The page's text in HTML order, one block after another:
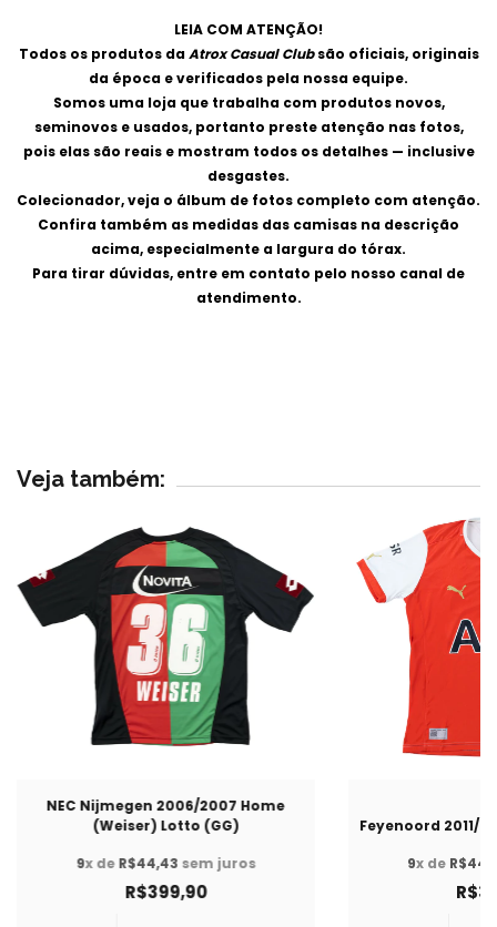
LEIA COM ATENÇÃO!
Todos os produtos daAtrox Casual Clubsão oficiais, originais
da época e verificados pela nossa equipe.
Somos uma loja que trabalha com produtos novos,
seminovos e usados, portanto preste atenção nas fotos,
pois elas são reais e mostram todos os detalhes — inclusive
desgastes.
Colecionador, veja o álbum de fotos completo com atenção.
Confira também as medidas das camisas na descrição
acima, especialmente a largura do tórax.
Para tirar dúvidas, entre em contato pelo nosso canal de
atendimento.
Veja também:
NEC Nijmegen 2006/2007 Home
(Weiser) Lotto (GG)
9x deR$44,43 sem juros
R$399,90
Feyenoord 2011/
9x de